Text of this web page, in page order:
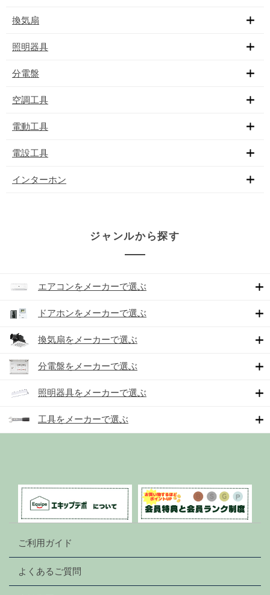
換気扇
照明器具
分電盤
空調工具
電動工具
電設工具
インターホン
ジャンルから探す
エアコンをメーカーで選ぶ
ドアホンをメーカーで選ぶ
換気扇をメーカーで選ぶ
分電盤をメーカーで選ぶ
照明器具をメーカーで選ぶ
工具をメーカーで選ぶ
ご利用ガイド
よくあるご質問